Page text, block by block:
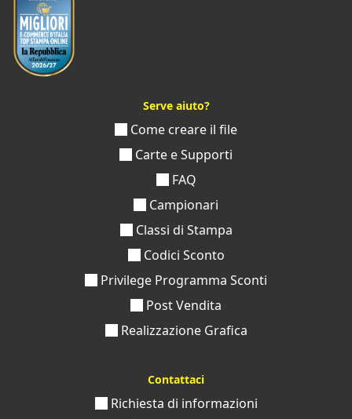
Serve aiuto?
Come creare il file
Carte e Supporti
FAQ
Campionari
Classi di Stampa
Codici Sconto
Privilege Programma Sconti
Post Vendita
Realizzazione Grafica
Contattaci
Richiesta di informazioni